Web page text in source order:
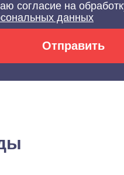
согласие на
данных
Отправить